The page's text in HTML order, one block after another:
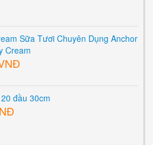
Sữa Tươi Chuyên Dụng Anchor
Cream
đầu 30cm